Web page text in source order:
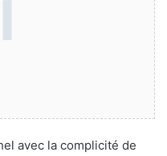
avec la complicité de